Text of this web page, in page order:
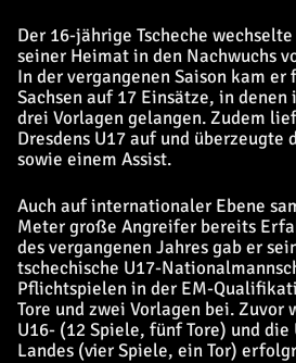
Der 16-jährige Tscheche
seiner Heimat in den Nachwuchs
In der vergangenen Saison kam er
Sachsen auf 17 Einsätze, in denen
drei Vorlagen gelangen. Zudem
Dresdens U17 auf und überzeugte
sowie einem Assist.
Auch auf internationaler Ebene
Meter große Angreifer bereits
des vergangenen Jahres gab er
tschechische U17-
Pflichtspielen in der EM-
Tore und zwei Vorlagen bei. Zuvor
U16- (12 Spiele, fünf Tore) und die
Landes (vier Spiele, ein Tor)